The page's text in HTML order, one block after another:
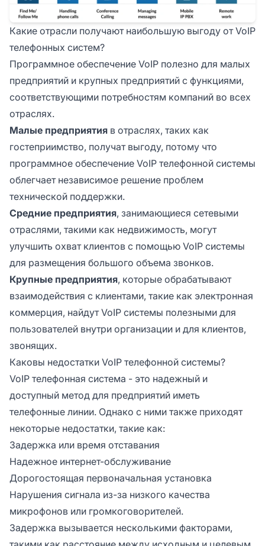
Какие отрасли получают наибольшую выгоду от VoIP
телефонных систем?
Программное обеспечение VoIP полезно для малых
предприятий и крупных предприятий с функциями,
соответствующими потребностям компаний во всех
отраслях.
Малые предприятия в отраслях, таких как
гостеприимство, получат выгоду, потому что
программное обеспечение VoIP телефонной системы
облегчает независимое решение проблем
технической поддержки.
Средние предприятия, занимающиеся сетевыми
отраслями, такими как недвижимость, могут
улучшить охват клиентов с помощью VoIP системы
для размещения большого объема звонков.
Крупные предприятия, которые обрабатывают
взаимодействия с клиентами, такие как электронная
коммерция, найдут VoIP системы полезными для
пользователей внутри организации и для клиентов,
звонящих.
Каковы недостатки VoIP телефонной системы?
VoIP телефонная система - это надежный и
доступный метод для предприятий иметь
телефонные линии. Однако с ними также приходят
некоторые недостатки, такие как:
Задержка или время отставания
Надежное интернет-обслуживание
Дорогостоящая первоначальная установка
Нарушения сигнала из-за низкого качества
микрофонов или громкоговорителей.
Задержка вызывается несколькими факторами,